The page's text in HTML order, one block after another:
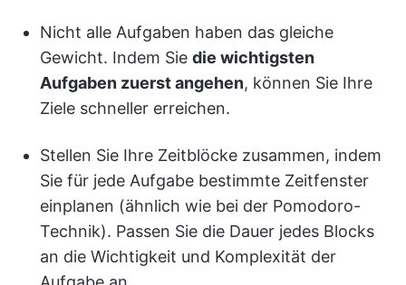
Nicht alle Aufgaben haben das gleiche
Gewicht. Indem Sie die wichtigsten
Aufgaben zuerst angehen, können Sie Ihre
Ziele schneller erreichen.
Stellen Sie Ihre Zeitblöcke zusammen, indem
Sie für jede Aufgabe bestimmte Zeitfenster
einplanen (ähnlich wie bei der Pomodoro-
Technik). Passen Sie die Dauer jedes Blocks
an die Wichtigkeit und Komplexität der